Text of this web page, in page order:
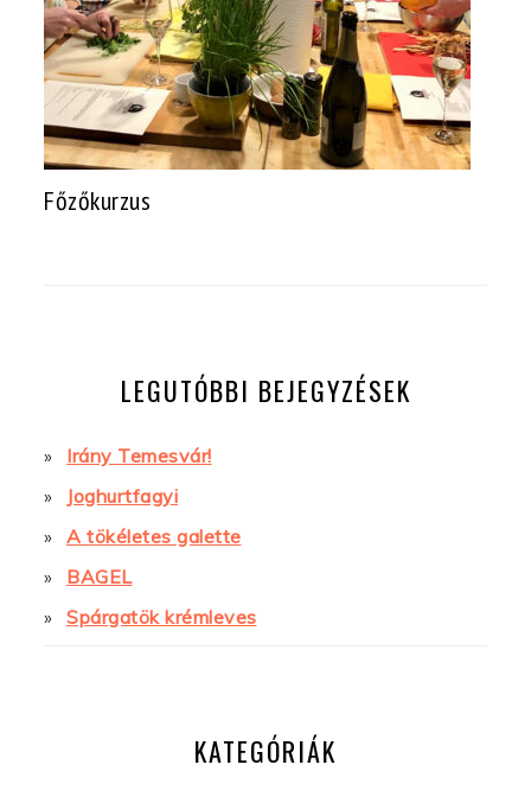
Főzőkurzus
LEGUTÓBBI BEJEGYZÉSEK
Irány Temesvár!
Joghurtfagyi
A tökéletes galette
BAGEL
Spárgatök krémleves
KATEGÓRIÁK